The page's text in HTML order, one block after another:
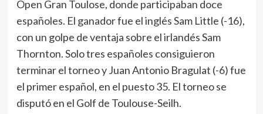
Open Gran Toulose, donde participaban doce
españoles. El ganador fue el inglés Sam Little (-16),
con un golpe de ventaja sobre el irlandés Sam
Thornton. Solo tres españoles consiguieron
terminar el torneo y Juan Antonio Bragulat (-6) fue
el primer español, en el puesto 35. El torneo se
disputó en el Golf de Toulouse-Seilh.